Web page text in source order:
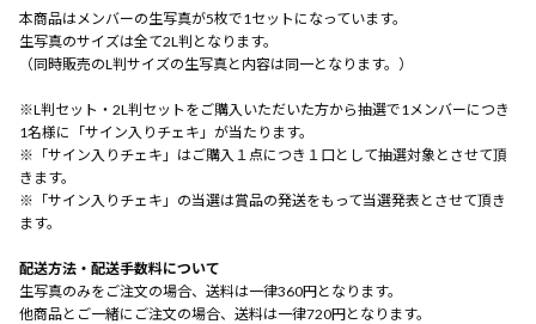
本商品はメンバーの生写真が5枚で1セットになっています。
生写真のサイズは全て2L判となります。
（同時販売のL判サイズの生写真と内容は同一となります。）
※L判セット・2L判セットをご購入いただいた方から抽選で1メンバーにつき
1名様に「サイン入りチェキ」が当たります。
※「サイン入りチェキ」はご購入１点につき１口として抽選対象とさせて頂
きます。
※「サイン入りチェキ」の当選は賞品の発送をもって当選発表とさせて頂き
ます。
配送方法・配送手数料について
生写真のみをご注文の場合、送料は一律360円となります。
他商品とご一緒にご注文の場合、送料は一律720円となります。